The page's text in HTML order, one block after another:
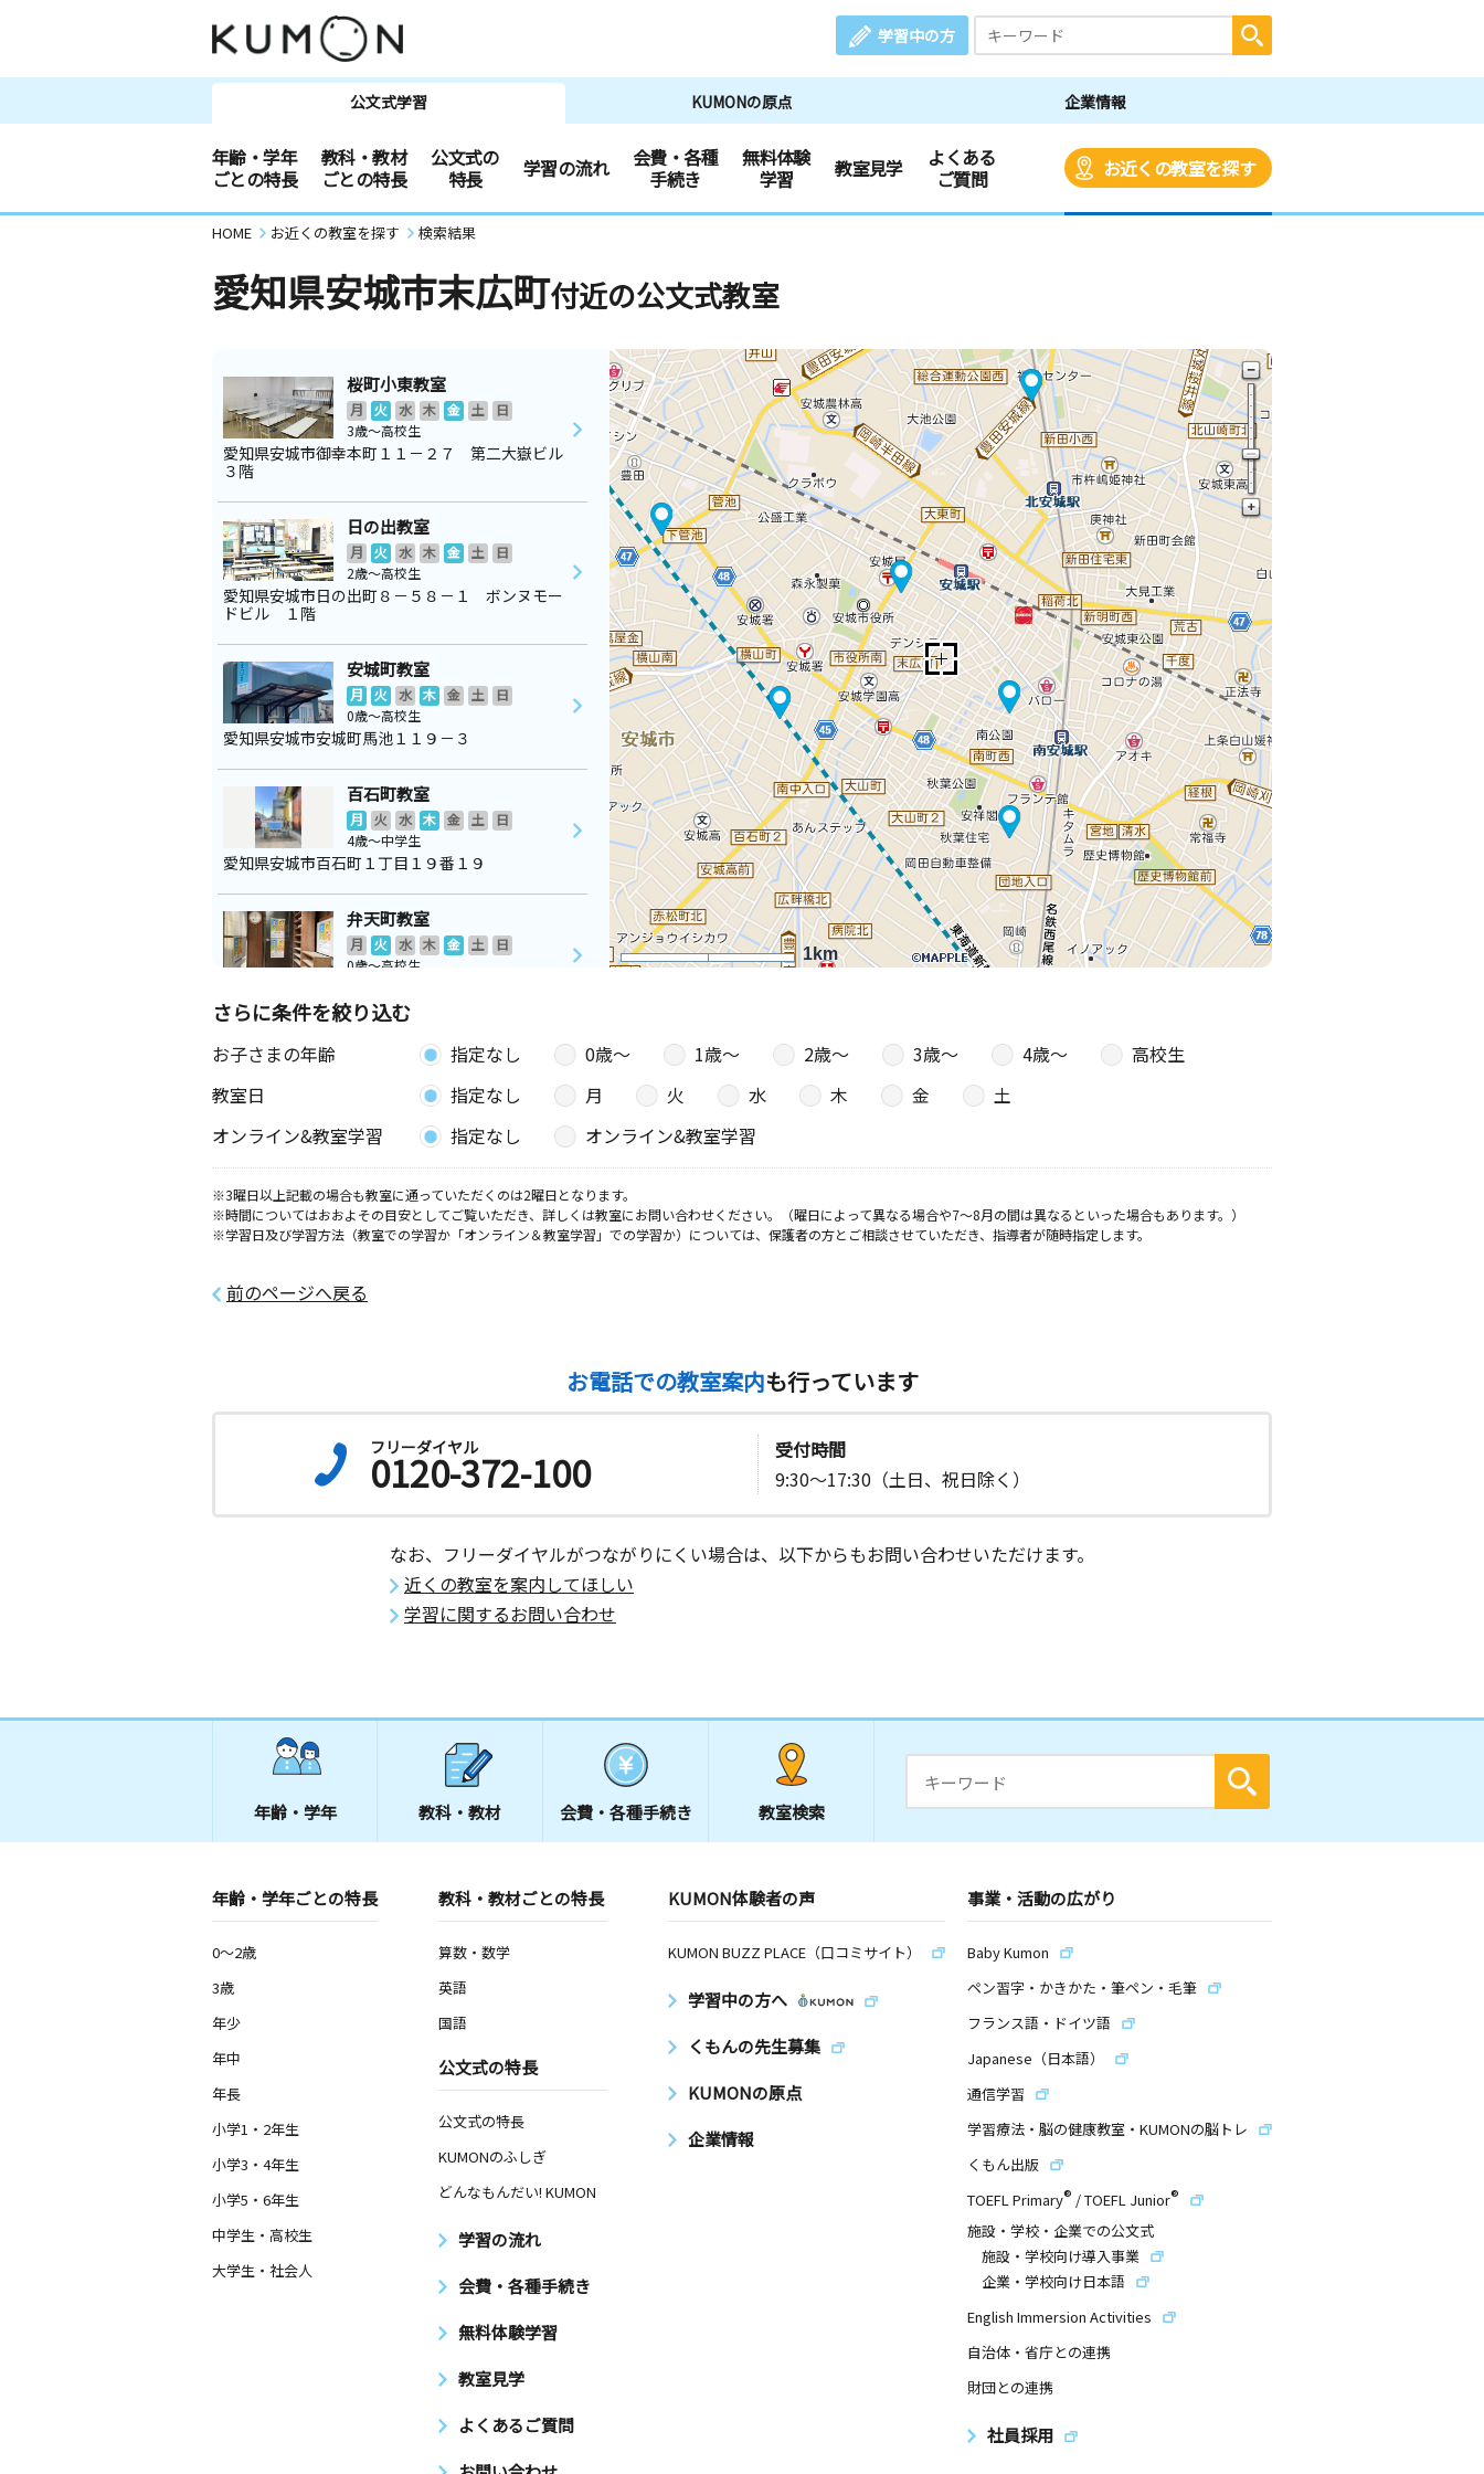
学習中の方
公文式学習 KUMONの原点 企業情報
年齢・学年
ごとの特長
教科・教材
ごとの特長
公文式の
特長
学習の流れ
会費・各種
手続き
無料体験
学習
教室見学
よくある
ご質問
お近くの教室を探す
HOME お近くの教室を探す 検索結果
愛知県安城市末広町付近の公文式教室
1km
桜町小東教室
月 火 水 木 金 土
日
3歳～高校生
愛知県安城市御幸本町１１－２７ 第二大嶽ビル
３階
日の出教室
月 火 水 木 金 土
日
2歳～高校生
愛知県安城市日の出町８－５８－１ ボンヌモー
ドビル １階
安城町教室
月 火 水 木 金 土
日
0歳～高校生
愛知県安城市安城町馬池１１９－３
百石町教室
月 火 水 木 金 土
日
4歳～中学生
愛知県安城市百石町１丁目１９番１９
弁天町教室
月 火 水 木 金 土
日
0歳～高校生
三河安城東教室
木 金 土 日
3歳～高校生
愛知県安城市三河安城東町１丁目１６‐１０
さらに条件を絞り込む
お子さまの年齢 指定なし 0歳〜 1歳〜 2歳〜 3歳〜 4歳〜
高校生
教室日
指定なし 月 火 水 木 金
土
オンライン&教室学習
指定なし オンライン&教室学習
※3曜日以上記載の場合も教室に通っていただくのは2曜日となります。
※時間についてはおおよその目安としてご覧いただき、詳しくは教室にお問い合わせください。（曜日によって異なる場合や7～8月の間は異なるといった場合もあります。）
※学習日及び学習方法（教室での学習か「オンライン＆教室学習」での学習か）については、保護者の方とご相談させていただき、指導者が随時指定します。
前のページへ戻る
お電話での教室案内も行っています
フリーダイヤル
0120-372-100
受付時間
9:30～17:30（土日、祝日除く）
なお、フリーダイヤルがつながりにくい場合は、以下からもお問い合わせいただけます。
近くの教室を案内してほしい
学習に関するお問い合わせ
年齢・学年 教科・教材 会費・ 各種手続き 教室検索
年齢・学年ごとの特長
0～2歳
3歳
年少
年中
年長
小学1・2年生
小学3・4年生
小学5・6年生
中学生・高校生
大学生・社会人
教科・教材ごとの特長
算数・数学
英語
国語
公文式の特長
公文式の特長
KUMONのふしぎ
どんなもんだい! KUMON
学習の流れ
会費・各種手続き
無料体験学習
教室見学
よくあるご質問
KUMON体験者の声
KUMON BUZZ PLACE（口コミサイト）
学習中の方へ
くもんの先生募集
KUMONの原点
企業情報
事業・活動の広がり
Baby Kumon
ペン習字・かきかた・筆ペン・毛筆
フランス語・ドイツ語
Japanese（日本語）
通信学習
学習療法・脳の健康教室・KUMONの脳トレ
くもん出版
TOEFL Primary® /TOEFL Junior®
施設・学校・企業での公文式
施設・学校向け導入事業
企業・学校向け日本語
English Immersion Activities
自治体・省庁との連携
財団との連携
社員採用